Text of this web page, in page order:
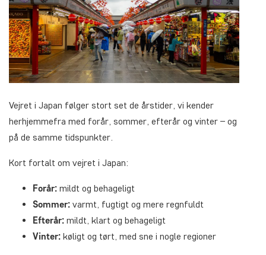
Vejret i Japan følger stort set de årstider, vi kender
herhjemmefra med forår, sommer, efterår og vinter – og
på de samme tidspunkter.
Kort fortalt om vejret i Japan:
Forår: mildt og behageligt
Sommer: varmt, fugtigt og mere regnfuldt
Efterår: mildt, klart og behageligt
Vinter: køligt og tørt, med sne i nogle regioner